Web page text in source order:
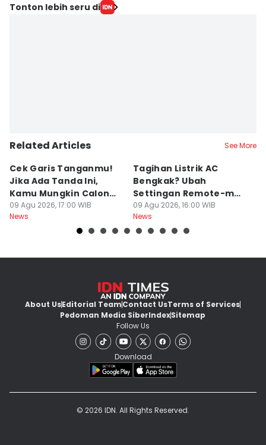
Tonton lebih seru di
Related Articles See More
Cek Garis Tanganmu!
Jika Ada Tanda Ini,
Kamu Mungkin Calon
Orang Sukses
09 Agu 2026, 17:00 WIB
News
Tagihan Listrik AC
Bengkak? Ubah
Settingan Remote-mu
ke Mode Ini Mulai Nanti
Malam
09 Agu 2026, 16:00 WIB
News
About UsEditorial TeamContact UsTerms of Services
Pedoman Media SiberIndexSitemap
Follow Us
Download
© 2026 IDN. All Rights Reserved.